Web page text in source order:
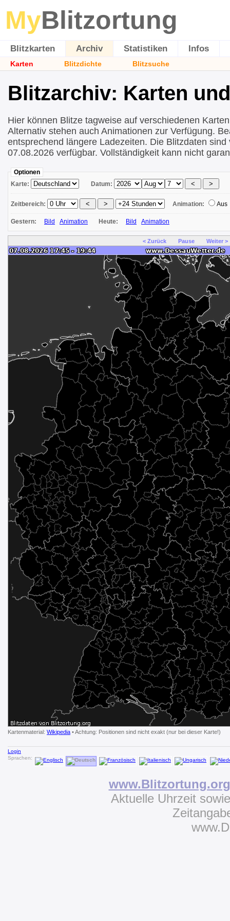
MyBlitzortung
Blitzkarten Archiv Statistiken Infos
Karten Blitzdichte Blitzsuche
Blitzarchiv: Karten
Hier können Blitze tagweise auf verschiedenen
Alternativ stehen auch Animationen zur Verfügung.
entsprechend längere Ladezeiten. Die Blitzdaten sind
07.08.2026 verfügbar. Vollständigkeit kann nicht
Optionen
Karte:
Datum:
Zeitbereich: Animation: Aus
Gestern: Bild Animation Heute: Bild Animation
< Zurück Pause Weiter >
Kartenmaterial: Wikipedia • Achtung: Positionen sind nicht exakt (nur bei dieser Karte!)
Login
Sprachen:
www.Blitzortung.org
Aktuelle Uhrzeit